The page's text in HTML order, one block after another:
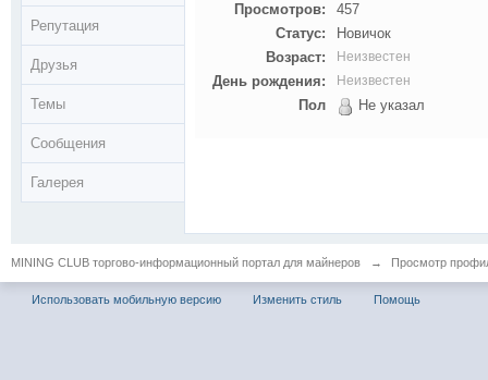
Репутация
Друзья
Темы
Сообщения
Галерея
Просмотров:
457
Статус:
Новичок
Возраст:
Неизвестен
День рождения: Неизвестен
Пол Не указал
MINING CLUB торгово-информационный портал для майнеров → Просмотр
Использовать мобильную версию Изменить стиль Помощь